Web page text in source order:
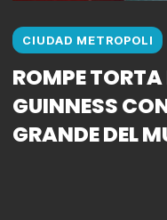
CIUDAD METROPOLI
ROMPE TORTA
GUINNESS
GRANDE DEL